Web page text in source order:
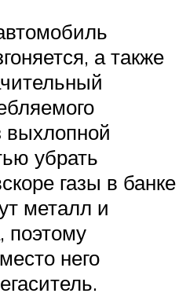
а также
выхлопной
убрать
газы в банке
металл и
поэтому
него